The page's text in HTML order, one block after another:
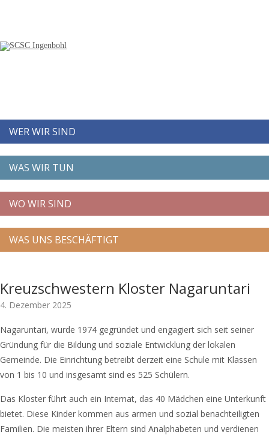
WER WIR SIND
WAS WIR TUN
WO WIR SIND
WAS UNS BESCHÄFTIGT
Kreuzschwestern Kloster Nagaruntari
4. Dezember 2025
Nagaruntari, wurde 1974 gegründet und engagiert sich seit seiner
Gründung für die Bildung und soziale Entwicklung der lokalen
Gemeinde. Die Einrichtung betreibt derzeit eine Schule mit Klassen
von 1 bis 10 und insgesamt sind es 525 Schülern.
Das Kloster führt auch ein Internat, das 40 Mädchen eine Unterkunft
bietet. Diese Kinder kommen aus armen und sozial benachteiligten
Familien. Die meisten ihrer Eltern sind Analphabeten und verdienen